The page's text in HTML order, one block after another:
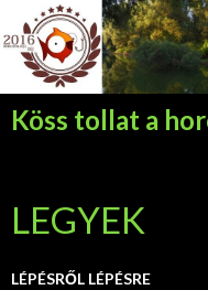
Köss tollat a
Keresés
TARTALOMBA
LEGYEK
LÉPÉSRŐL LÉPÉSRE